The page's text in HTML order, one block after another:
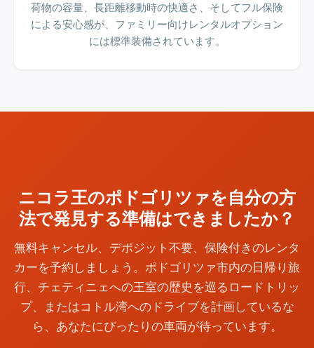
荷物の容量、長距離移動時の快適さ、そしてフル保険
による安心感が、ファミリー向けレンタルオプション
には標準装備されています。
ニコラ王のポドゴリツァを自分の方
法で発見する準備はできましたか？
無料キャンセル、デポジット不要、保険付きのレンタ
カーを予約しましょう。ポドゴリツァ市内の日帰り旅
行、チェティニェへの王室の歴史を巡るロードトリッ
プ、またはコトル湾へのドライブを計画しているな
ら、あなたにぴったりの車両が待っています。